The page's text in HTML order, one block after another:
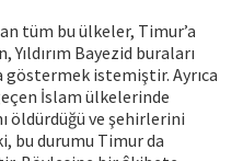
tüm bu ülkeler, Timur’a
Bayezid buraları
istemiştir. Ayrıca
İslam ülkelerinde
öldürdüğü ve şehirlerini
bu durumu Timur da